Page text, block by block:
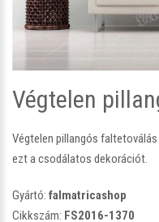
Végtelen
Végtelen pillangós
ezt a csodálatos dekorációt.
Gyártó: falmatricashop
Cikkszám: FS2016-1370